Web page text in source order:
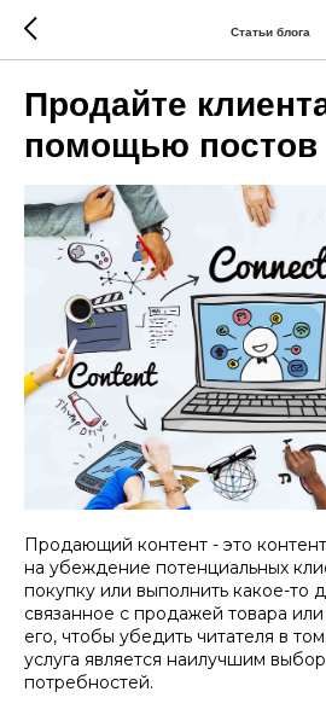
Статьи блога
Продайте
помощью постов
Продающий контент - это
на убеждение потенциальных
покупку или выполнить какое-то
связанное с продажей товара
его, чтобы убедить читателя в
услуга является наилучшим
потребностей.